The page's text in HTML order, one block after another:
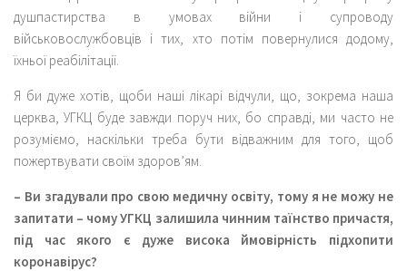
душпастирства в умовах війни і супроводу
військовослужбовців і тих, хто потім повернулися додому,
їхньої реабілітації.
Я би дуже хотів, щоби наші лікарі відчули, що, зокрема наша
церква, УГКЦ буде завжди поруч них, бо справді, ми часто не
розуміємо, наскільки треба бути відважним для того, щоб
пожертвувати своїм здоров’ям.
– Ви згадували про свою медичну освіту, тому я не можу не
запитати – чому УГКЦ залишила чинним таїнство причастя,
під час якого є дуже висока ймовірність підхопити
коронавірус?